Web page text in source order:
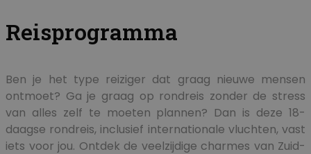
Reisprogramma
Ben je het type reiziger dat graag nieuwe mensen
ontmoet? Ga je graag op rondreis zonder de stress
van alles zelf te moeten plannen? Dan is deze 18-
daagse rondreis, inclusief internationale vluchten, vast
iets voor jou. Ontdek de veelzijdige charmes van Zuid-